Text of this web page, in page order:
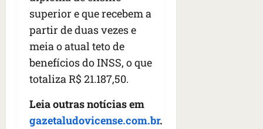
superior e que recebem a
partir de duas vezes e
meia o atual teto de
benefícios do INSS, o que
totaliza R$ 21.187,50.
Leia outras notícias em
gazetaludovicense.com.br.